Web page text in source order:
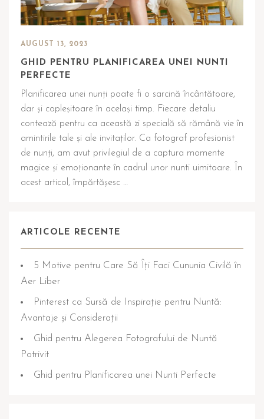
AUGUST 13, 2023
GHID PENTRU PLANIFICAREA UNEI NUNTI
PERFECTE
Planificarea unei nunți poate fi o sarcină încântătoare,
dar și copleșitoare în același timp. Fiecare detaliu
contează pentru ca această zi specială să rămână vie în
amintirile tale și ale invitaților. Ca fotograf profesionist
de nunți, am avut privilegiul de a captura momente
magice și emoționante în cadrul unor nunti uimitoare. În
acest articol, împărtășesc …
ARTICOLE RECENTE
5 Motive pentru Care Să Îți Faci Cununia Civilă în
Aer Liber
Pinterest ca Sursă de Inspirație pentru Nuntă:
Avantaje și Considerații
Ghid pentru Alegerea Fotografului de Nuntă
Potrivit
Ghid pentru Planificarea unei Nunti Perfecte